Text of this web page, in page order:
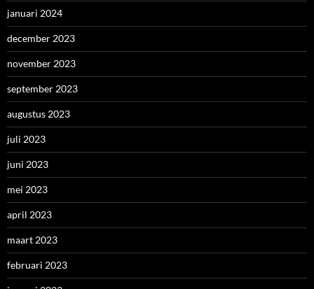
januari 2024
december 2023
november 2023
september 2023
augustus 2023
juli 2023
juni 2023
mei 2023
april 2023
maart 2023
februari 2023